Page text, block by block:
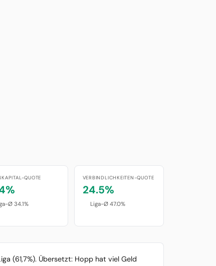
QUOTE
Ø 34.1%
VERBINDLICHKEITEN-QUOTE
24.5%
Liga-Ø 47.0%
(61,7%). Übersetzt: Hopp hat viel Geld